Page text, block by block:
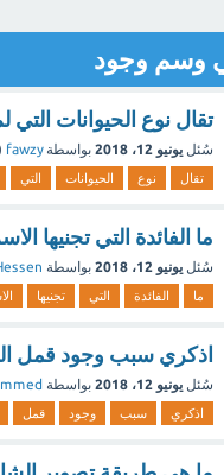
وسم وجود
تقال نوع الحيوانات التي
سُئل يونيو 12، 2018 بواسطةfawzy
تقال نوع الحيوانات التي
ما الفائدة التي تجنيها
سُئل يونيو 12، 2018 بواسطة
ما الفائدة التي تجنيها
اذكري سبب وجود قمل
سُئل يونيو 12، 2018 بواسطة
اذكري سبب وجود قمل